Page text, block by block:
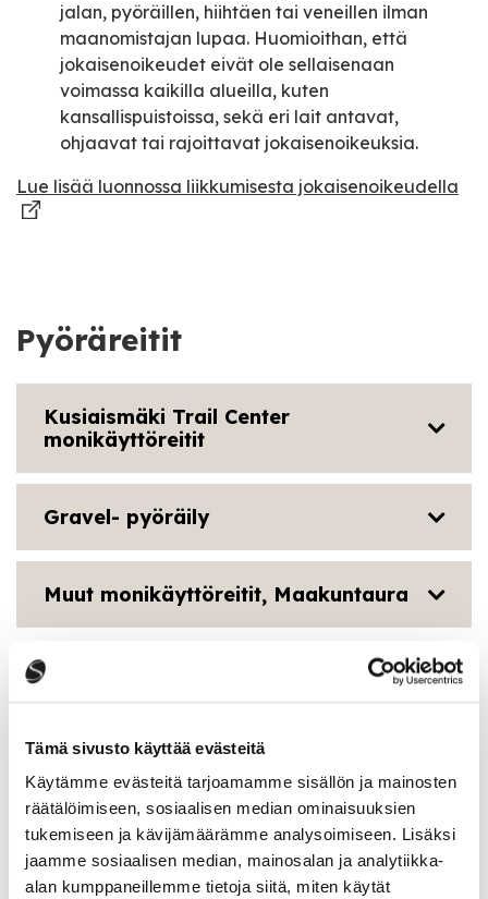
Tämä sivusto käyttää evästeitä
Käytämme evästeitä tarjoamamme sisällön ja mainosten
räätälöimiseen, sosiaalisen median ominaisuuksien
tukemiseen ja kävijämäärämme analysoimiseen. Lisäksi
jaamme sosiaalisen median, mainosalan ja analytiikka-
alan kumppaneillemme tietoja siitä, miten käytät
jalan, pyöräillen, hiihtäen tai veneillen ilman
maanomistajan lupaa. Huomioithan, että
jokaisenoikeudet eivät ole sellaisenaan
voimassa kaikilla alueilla, kuten
kansallispuistoissa, sekä eri lait antavat,
ohjaavat tai rajoittavat jokaisenoikeuksia.
Lue lisää luonnossa liikkumisesta jokaisenoikeudella
Pyöräreitit
Kusiaismäki Trail Center
monikäyttöreitit
Gravel- pyöräily
Muut monikäyttöreitit, Maakuntaura
Vaellus & Retkeily